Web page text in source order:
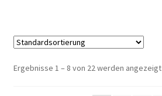
Ergebnisse 1 – 8 von 22 werden angezeigt